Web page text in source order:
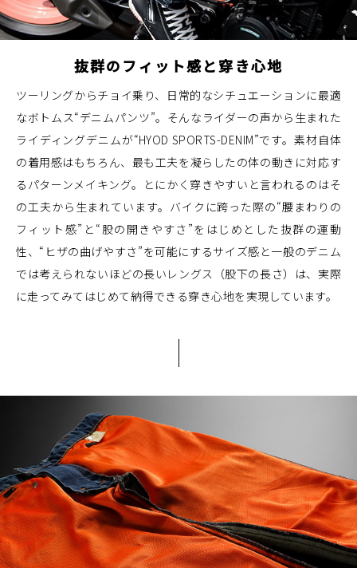
抜群のフィット感と穿き心地
ツーリングからチョイ乗り、日常的なシチュエーションに最適
なボトムス“デニムパンツ”。そんなライダーの声から生まれた
ライディングデニムが“HYOD SPORTS-DENIM”です。素材自体
の着用感はもちろん、最も工夫を凝らしたの体の動きに対応す
るパターンメイキング。とにかく穿きやすいと言われるのはそ
の工夫から生まれています。バイクに跨った際の“腰まわりの
フィット感”と“股の開きやすさ”をはじめとした抜群の運動
性、“ヒザの曲げやすさ”を可能にするサイズ感と一般のデニム
では考えられないほどの長いレングス（股下の長さ）は、実際
に走ってみてはじめて納得できる穿き心地を実現しています。